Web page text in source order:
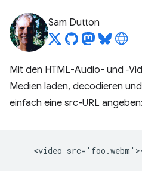
Sam Dutton
Mit den HTML-Audio- und
Medien laden, decodieren
einfach eine src-URL angeben: